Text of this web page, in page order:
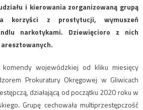
i kierowania zorganizowaną grupą
korzyści z prostytucji, wymuszeń
narkotykami. Dziewięcioro z nich
wojewódzkiej od kliku miesięcy
Prokuratury Okręgowej w Gliwicach
działającą od początku 2020 roku w
Grupę cechowała multiprzestępczość